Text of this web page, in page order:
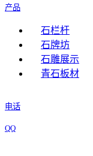
产品
石栏杆
石牌坊
石雕展示
青石板材
电话
QQ